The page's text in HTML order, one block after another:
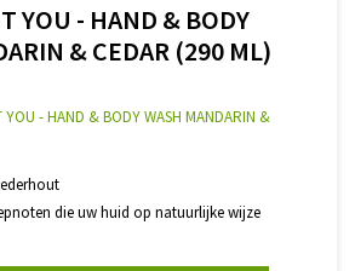
YOU - HAND & BODY
& CEDAR (290 ML)
YOU - HAND & BODY WASH MANDARIN &
die uw huid op natuurlijke wijze